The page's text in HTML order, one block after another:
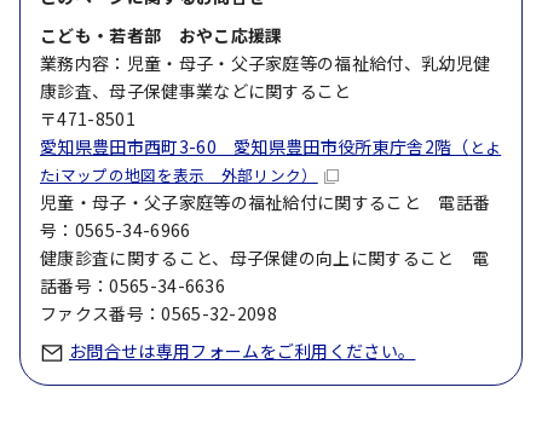
こども・若者部 おやこ応援課
業務内容：児童・母子・父子家庭等の福祉給付、乳幼児健
康診査、母子保健事業などに関すること
〒471-8501
愛知県豊田市西町3-60 愛知県豊田市役所東庁舎2階（ とよ
たiマップの地図を表示 外部リンク）
児童・母子・父子家庭等の福祉給付に関すること 電話番
号：0565-34-6966
健康診査に関すること、母子保健の向上に関すること 電
話番号：0565-34-6636
ファクス番号：0565-32-2098
お問合せは専用フォームをご利用ください。